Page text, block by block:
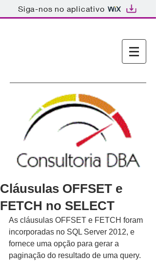
Siga-nos no aplicativo
Cláusulas OFFSET e
FETCH no SELECT
As cláusulas OFFSET e FETCH foram
incorporadas no SQL Server 2012, e
fornece uma opção para gerar a
paginação do resultado de uma query.